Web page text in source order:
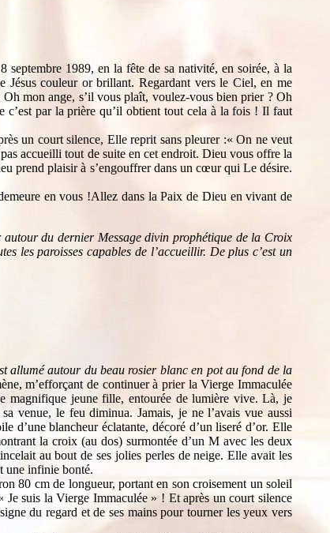
1989, en la fête de sa nativité, en soirée, à la
Jésus couleur or brillant. Regardant vers le Ciel, en me
mon ange, s’il vous plaît, voulez-vous bien prier ? Oh
c’est par la prière qu’il obtient tout cela à la fois ! Il faut
un court silence, Elle reprit sans pleurer :« On ne veut
accueilli tout de suite en cet endroit. Dieu vous offre la
prend plaisir à s’engouffrer dans un cœur qui Le désire.
en vous !Allez dans la Paix de Dieu en vivant de
du dernier Message divin prophétique de la Croix
les paroisses capables de l’accueillir. De plus c’est un
allumé autour du beau rosier blanc en pot au fond de la
m’efforçant de continuer à prier la Vierge Immaculée
magnifique jeune fille, entourée de lumière vive. Là, je
venue, le feu diminua. Jamais, je ne l’avais vue aussi
d’une blancheur éclatante, décoré d’un liseré d’or. Elle
la croix (au dos) surmontée d’un M avec les deux
au bout de ses jolies perles de neige. Elle avait les
une infinie bonté.
80 cm de longueur, portant en son croisement un soleil
suis la Vierge Immaculée » ! Et après un court silence
du regard et de ses mains pour tourner les yeux vers